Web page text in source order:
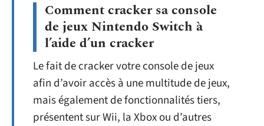
Comment cracker sa console
de jeux Nintendo Switch à
l’aide d’un cracker
Le fait de cracker votre console de jeux
afin d’avoir accès à une multitude de jeux,
mais également de fonctionnalités tiers,
présentent sur Wii, la Xbox ou d’autres